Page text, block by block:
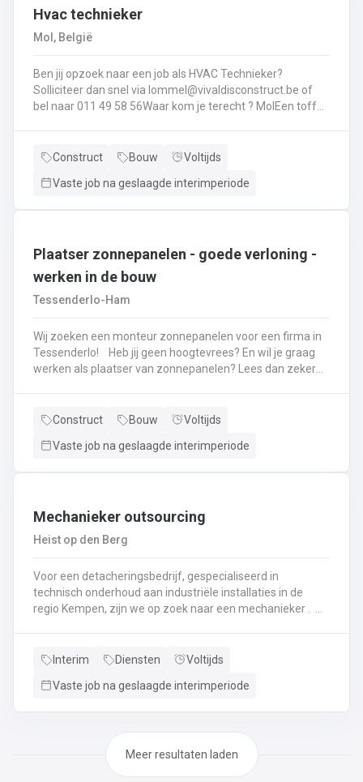
Hvac technieker
Mol, België
Ben jij opzoek naar een job als HVAC Technieker?
Solliciteer dan snel via lommel@vivaldisconstruct.be of
bel naar 011 49 58 56Waar kom je terecht ? MolEen toffe
verwarmingsketel (gas en mazout + onderhoud
sanitaire toestellenventilatiebadkamers plaatsen
Construct Bouw
Voltijds
Vaste job na geslaagde interimperiode
Plaatser zonnepanelen - goede verloning -
werken in de bouw
Tessenderlo-Ham
Wij zoeken een monteur zonnepanelen voor een firma in
Tessenderlo! Heb jij geen hoogtevrees? En wil je graag
werken als plaatser van zonnepanelen? Lees dan zeker
dan 10 jaar ervaring. Als je nog geen ervaring hebt met
interne opleiding! Interesse? bel naar 011495856 of mail
Construct Bouw
Voltijds
Vaste job na geslaagde interimperiode
Mechanieker outsourcing
Heist op den Berg
Voor een detacheringsbedrijf, gespecialiseerd in
technisch onderhoud aan industriële installaties in de
regio Kempen, zijn we op zoek naar een mechanieker .
mechanisch onderhoud aan industriële installatiesHet
productiemachines continu kunnen blijven draaienHet
boutverbindingen,..De revisie van de nodige onderdelen
Interim Diensten
Voltijds
Vaste job na geslaagde interimperiode
Meer resultaten laden